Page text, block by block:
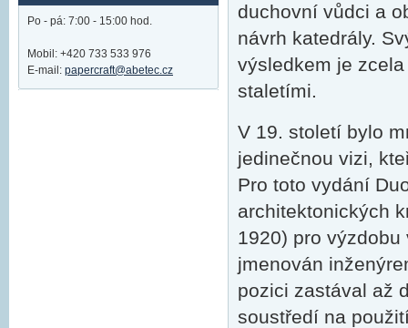
duchovní vůdci a
návrh katedrály.
výsledkem je
staletími.
V 19. století bylo
jedinečnou vizi,
Pro toto vydání
architektonických
1920) pro
jmenován
pozici zastával až
soustředí na
Po - pá: 7:00 - 15:00 hod.
Mobil: +420 733 533 976
E-mail: papercraft@abetec.cz